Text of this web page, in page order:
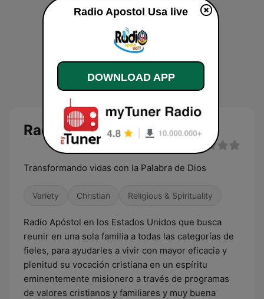
Radio Apostol Usa live
Transformando vidas con la Palabra de Dios
Variety Christian Religious & Spirituality
Radio Apóstol en los Estados Unidos que busca
reunir en una sola familia a todas las categorías de
fieles, para ayudarles a vivir con mayor eficacia y
plenitud su vocación cristiana en un espíritu
eminentemente misionero a través de programas
de valores cristianos y familiares y muy buena
Radio Apostol Usa live
DOWNLOAD APP